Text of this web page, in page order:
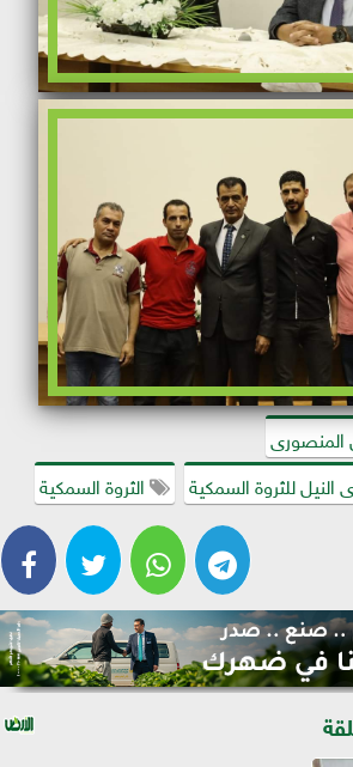
المنصورى
للثروة السمكية
الثروة السمكية